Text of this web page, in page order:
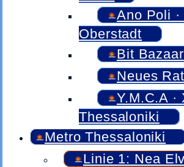
Ano Poli
Oberstadt
Bit Bazaar
Neues
Y.M.C.A
Thessaloniki
Metro Thessaloniki
Linie 1: Nea